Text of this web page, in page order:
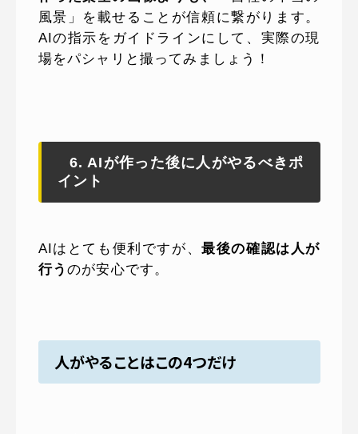
風景」を載せることが信頼に繋がります。
AIの指示をガイドラインにして、実際の現
場をパシャリと撮ってみましょう！
6. AIが作った後に人がやるべきポ
イント
AIはとても便利ですが、最後の確認は人が
行う のが安心です。
人がやることはこの4つだけ